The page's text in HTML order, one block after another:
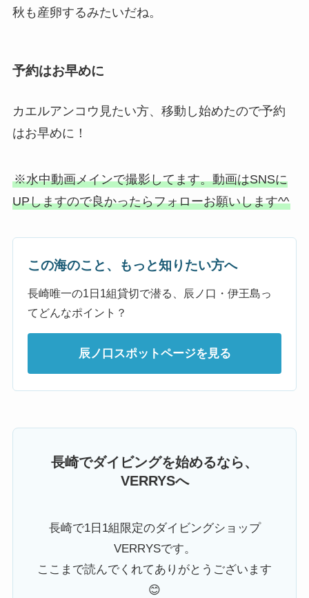
秋も産卵するみたいだね。
予約はお早めに
カエルアンコウ見たい方、移動し始めたので予約
はお早めに！
※水中動画メインで撮影してます。動画はSNSに
UPしますので良かったらフォローお願いします^^
この海のこと、もっと知りたい方へ
長崎唯一の1日1組貸切で潜る、辰ノ口・伊王島っ
てどんなポイント？
辰ノ口スポットページを見る
長崎でダイビングを始めるなら、
VERRYSへ
長崎で1日1組限定のダイビングショップ
VERRYSです。
ここまで読んでくれてありがとうございます
😊